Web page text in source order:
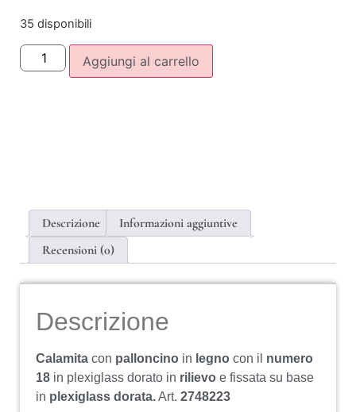
35 disponibili
Aggiungi al carrello
Descrizione
Informazioni aggiuntive
Recensioni (0)
Descrizione
Calamita con palloncino in legno con il numero
18 in plexiglass dorato in rilievo e fissata su base
in plexiglass dorata.Art. 2748223